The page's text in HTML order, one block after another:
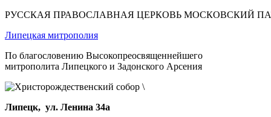
РУССКАЯ ПРАВОСЛАВНАЯ ЦЕРКОВЬ МОСКОВСКИЙ
Липецкая митрополия
По благословению Высокопреосвященнейшего
митрополита Липецкого и Задонского Арсения
Липецк, ул. Ленина 34а